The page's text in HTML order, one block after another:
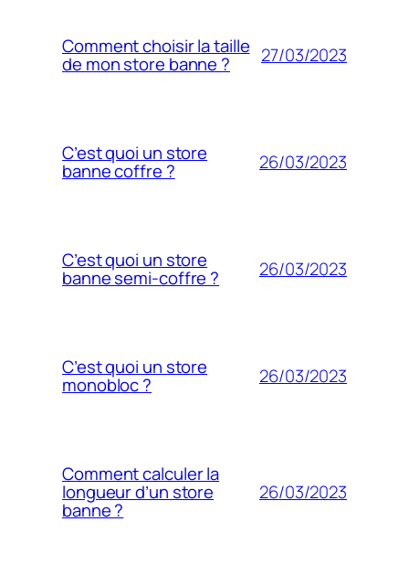
Comment choisir la taille
de mon store banne ? 27/03/2023
C’est quoi un store
banne coffre ? 26/03/2023
C’est quoi un store
banne semi-coffre ? 26/03/2023
C’est quoi un store
monobloc ? 26/03/2023
Comment calculer la
longueur d’un store
banne ?
26/03/2023